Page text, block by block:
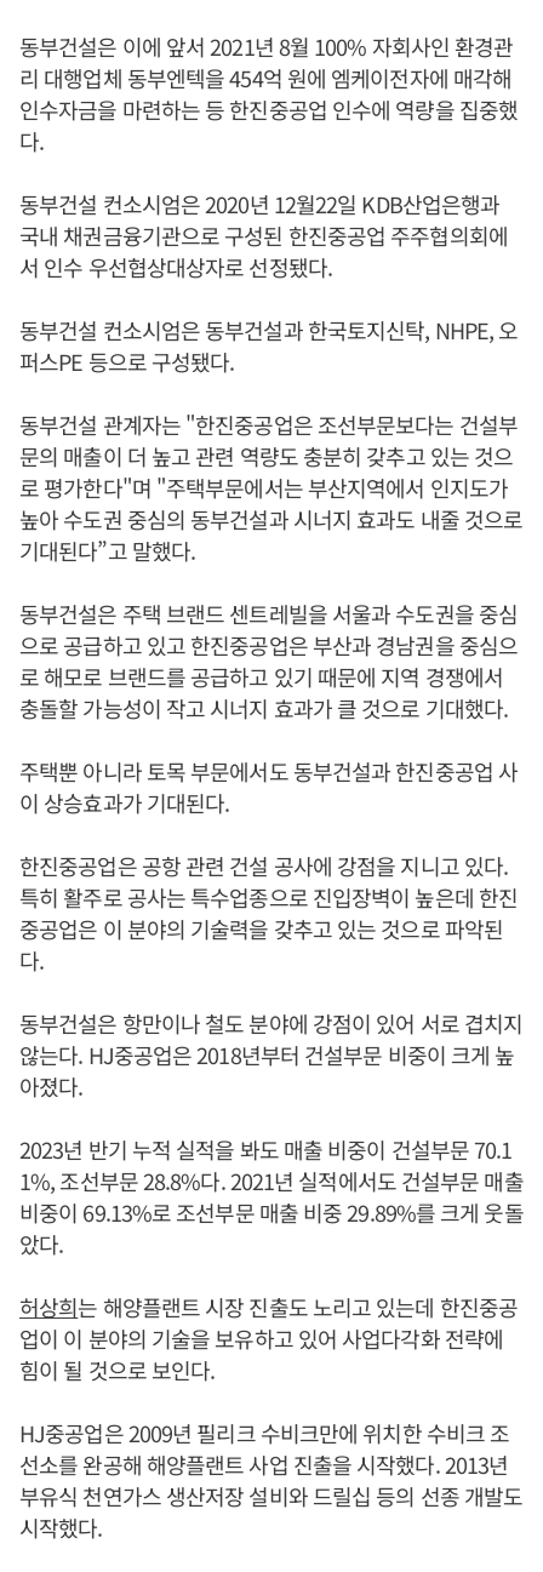
동부건설은 이에 앞서 2021년 8월 100% 자회사인 환경관
리 대행업체 동부엔텍을 454억 원에 엠케이전자에 매각해
인수자금을 마련하는 등 한진중공업 인수에 역량을 집중했
다.
동부건설 컨소시엄은 2020년 12월22일 KDB산업은행과
국내 채권금융기관으로 구성된 한진중공업 주주협의회에
서 인수 우선협상대상자로 선정됐다.
동부건설 컨소시엄은 동부건설과 한국토지신탁, NHPE, 오
퍼스PE 등으로 구성됐다.
동부건설 관계자는 "한진중공업은 조선부문보다는 건설부
문의 매출이 더 높고 관련 역량도 충분히 갖추고 있는 것으
로 평가한다"며 "주택부문에서는 부산지역에서 인지도가
높아 수도권 중심의 동부건설과 시너지 효과도 내줄 것으로
기대된다”고 말했다.
동부건설은 주택 브랜드 센트레빌을 서울과 수도권을 중심
으로 공급하고 있고 한진중공업은 부산과 경남권을 중심으
로 해모로 브랜드를 공급하고 있기 때문에 지역 경쟁에서
충돌할 가능성이 작고 시너지 효과가 클 것으로 기대했다.
주택뿐 아니라 토목 부문에서도 동부건설과 한진중공업 사
이 상승효과가 기대된다.
한진중공업은 공항 관련 건설 공사에 강점을 지니고 있다.
특히 활주로 공사는 특수업종으로 진입장벽이 높은데 한진
중공업은 이 분야의 기술력을 갖추고 있는 것으로 파악된
다.
동부건설은 항만이나 철도 분야에 강점이 있어 서로 겹치지
않는다. HJ중공업은 2018년부터 건설부문 비중이 크게 높
아졌다.
2023년 반기 누적 실적을 봐도 매출 비중이 건설부문 70.1
1%, 조선부문 28.8%다. 2021년 실적에서도 건설부문 매출
비중이 69.13%로 조선부문 매출 비중 29.89%를 크게 웃돌
았다.
허상희는 해양플랜트 시장 진출도 노리고 있는데 한진중공
업이 이 분야의 기술을 보유하고 있어 사업다각화 전략에
힘이 될 것으로 보인다.
HJ중공업은 2009년 필리크 수비크만에 위치한 수비크 조
선소를 완공해 해양플랜트 사업 진출을 시작했다. 2013년
부유식 천연가스 생산저장 설비와 드릴십 등의 선종 개발도
시작했다.